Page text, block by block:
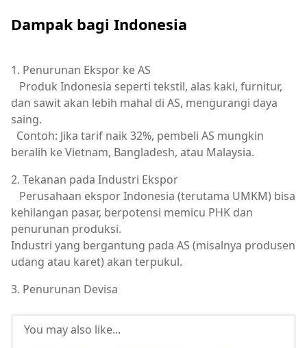
Dampak bagi Indonesia
1. Penurunan Ekspor ke AS
Produk Indonesia seperti tekstil, alas kaki, furnitur,
dan sawit akan lebih mahal di AS, mengurangi daya
saing.
Contoh: Jika tarif naik 32%, pembeli AS mungkin
beralih ke Vietnam, Bangladesh, atau Malaysia.
2. Tekanan pada Industri Ekspor
Perusahaan ekspor Indonesia (terutama UMKM) bisa
kehilangan pasar, berpotensi memicu PHK dan
penurunan produksi.
Industri yang bergantung pada AS (misalnya produsen
udang atau karet) akan terpukul.
3. Penurunan Devisa
You may also like...